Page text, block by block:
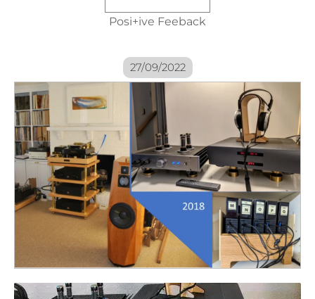
Posi+ive Feeback
27/09/2022